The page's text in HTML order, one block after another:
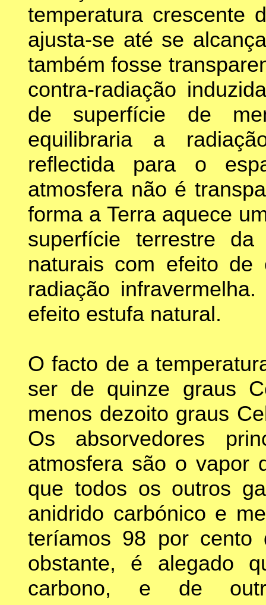
temperatura crescente
ajusta-se até se
também fosse
contra-radiação
de superfície de
equilibraria a
reflectida para o
atmosfera não é
forma a Terra aquece
superfície terrestre
naturais com efeito
radiação
efeito estufa natural.
O facto de a
ser de quinze graus
menos dezoito graus
Os absorvedores
atmosfera são o vapor
que todos os outros
anidrido carbónico e
teríamos 98 por cento
obstante, é alegado
carbono, e de